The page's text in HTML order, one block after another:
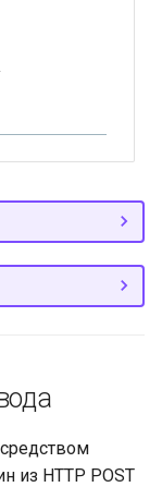
из HTTP POST